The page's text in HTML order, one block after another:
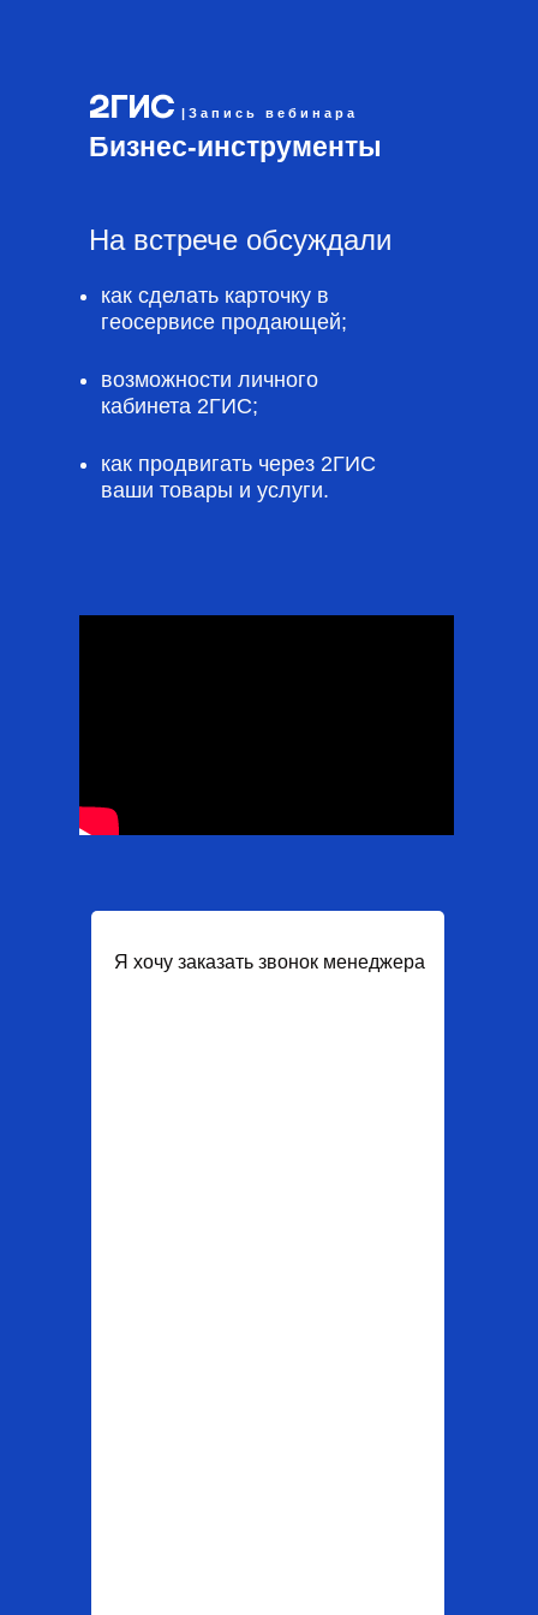
Бизнес-инструменты
|Запись вебинара
Я хочу заказать звонок менеджера
как сделать карточку в
геосервисе продающей;
возможности личного
кабинета 2ГИС;
как продвигать через 2ГИС
ваши товары и услуги.
На встрече обсуждали